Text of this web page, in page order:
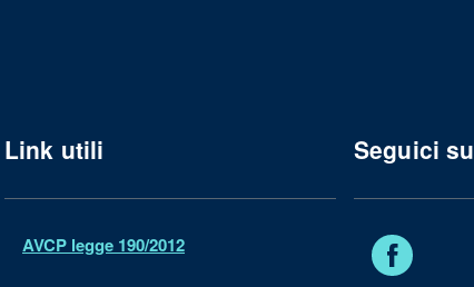
Link utili
AVCP legge 190/2012
Seguici su